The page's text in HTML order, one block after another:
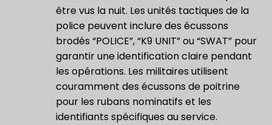
être vus la nuit. Les unités tactiques de la
police peuvent inclure des écussons
brodés “POLICE”, “K9 UNIT” ou “SWAT” pour
garantir une identification claire pendant
les opérations. Les militaires utilisent
couramment des écussons de poitrine
pour les rubans nominatifs et les
identifiants spécifiques au service.